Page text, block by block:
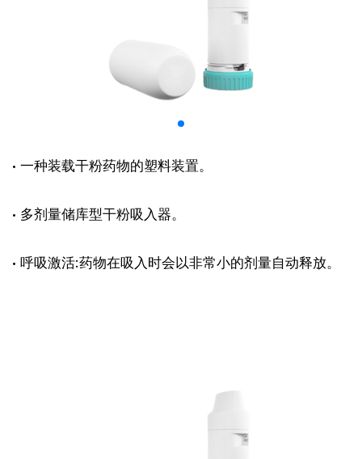
· 一种装载干粉药物的塑料装置。
· 多剂量储库型干粉吸入器。
· 呼吸激活:药物在吸入时会以非常小的剂量自动释放。